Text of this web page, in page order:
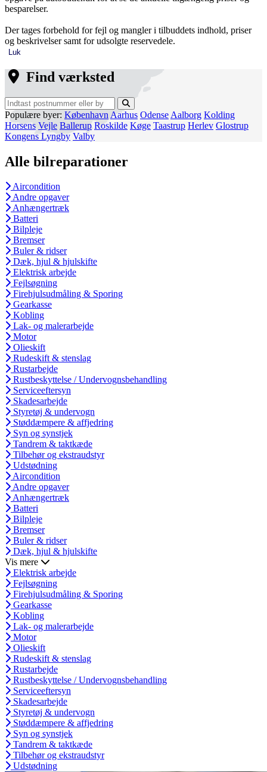
besparelser.
Der tages forbehold for fejl og mangler i tilbuddets indhold, priser
og beskrivelser samt for udsolgte reservedele.
Luk
Find værksted
Populære byer: København Aarhus Odense Aalborg Kolding
Horsens Vejle Ballerup Roskilde Køge Taastrup Herlev Glostrup
Kongens Lyngby Valby
Alle bilreparationer
Aircondition
Andre opgaver
Anhængertræk
Batteri
Bilpleje
Bremser
Buler & ridser
Dæk, hjul & hjulskifte
Elektrisk arbejde
Fejlsøgning
Firehjulsudmåling & Sporing
Gearkasse
Kobling
Lak- og malerarbejde
Motor
Olieskift
Rudeskift & stenslag
Rustarbejde
Rustbeskyttelse / Undervognsbehandling
Serviceeftersyn
Skadesarbejde
Styretøj & undervogn
Støddæmpere & affjedring
Syn og synstjek
Tandrem & taktkæde
Tilbehør og ekstraudstyr
Udstødning
Aircondition
Andre opgaver
Anhængertræk
Batteri
Bilpleje
Bremser
Buler & ridser
Dæk, hjul & hjulskifte
Vis mere
Elektrisk arbejde
Fejlsøgning
Firehjulsudmåling & Sporing
Gearkasse
Kobling
Lak- og malerarbejde
Motor
Olieskift
Rudeskift & stenslag
Rustarbejde
Rustbeskyttelse / Undervognsbehandling
Serviceeftersyn
Skadesarbejde
Styretøj & undervogn
Støddæmpere & affjedring
Syn og synstjek
Tandrem & taktkæde
Tilbehør og ekstraudstyr
Udstødning